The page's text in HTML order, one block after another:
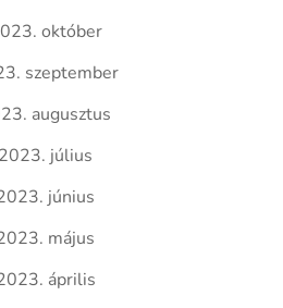
október
szeptember
augusztus
2023. július
június
május
április